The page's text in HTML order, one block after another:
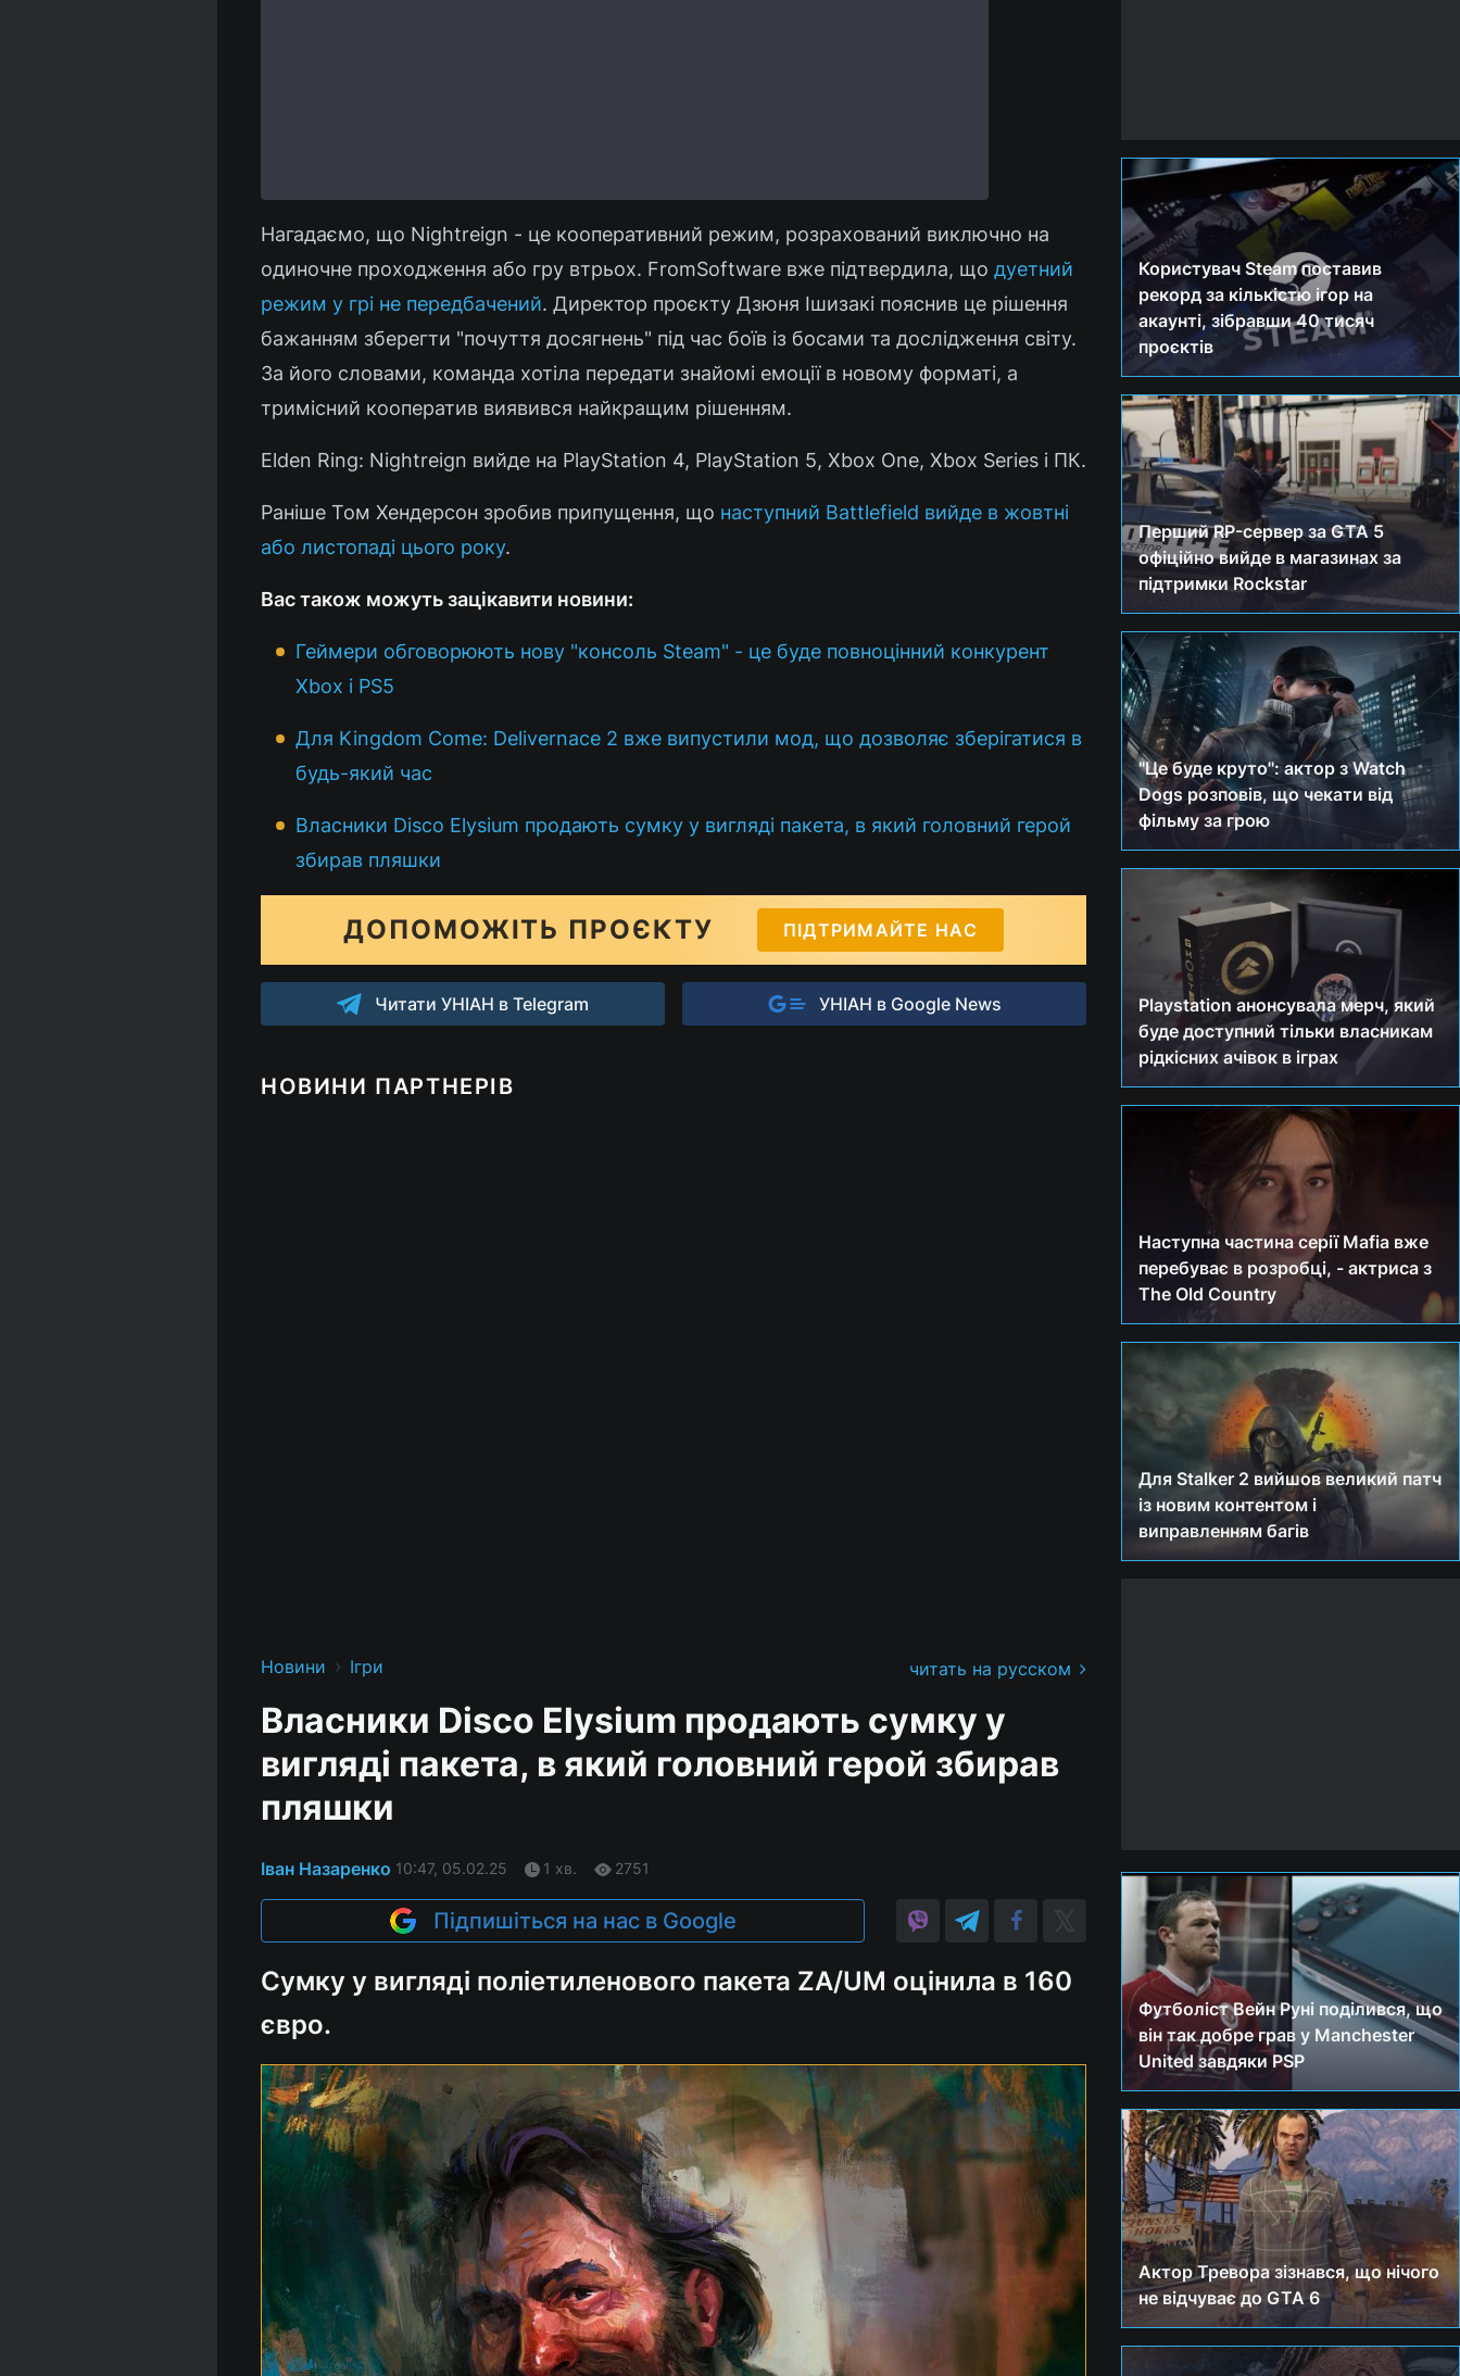
Нагадаємо, що Nightreign - це кооперативний режим, розрахований виключно на
одиночне проходження або гру втрьох. FromSoftware вже підтвердила, що дуетний
режим у грі не передбачений. Директор проєкту Дзюня Ішизакі пояснив це рішення
бажанням зберегти "почуття досягнень" під час боїв із босами та дослідження світу.
За його словами, команда хотіла передати знайомі емоції в новому форматі, а
тримісний кооператив виявився найкращим рішенням.
Elden Ring: Nightreign вийде на PlayStation 4, PlayStation 5, Xbox One, Xbox Series і ПК.
Раніше Том Хендерсон зробив припущення, що наступний Battlefield вийде в жовтні
або листопаді цього року.
Вас також можуть зацікавити новини:
Геймери обговорюють нову "консоль Steam" - це буде повноцінний конкурент
Xbox і PS5
Для Kingdom Come: Delivernace 2 вже випустили мод, що дозволяє зберігатися в
будь-який час
Власники Disco Elysium продають сумку у вигляді пакета, в який головний герой
збирав пляшки
ДОПОМОЖІТЬ ПРОЄКТУ ПІДТРИМАЙТЕ НАС
Читати УНІАН в Telegram УНІАН в Google News
НОВИНИ ПАРТНЕРІВ
Новини › Ігри читать на русском
Власники Disco Elysium продають сумку у
вигляді пакета, в який головний герой збирав
пляшки
Іван Назаренко 10:47, 05.02.25 1 хв. 2751
Підпишіться на нас в Google
Сумку у вигляді поліетиленового пакета ZA/UM оцінила в 160
євро.
Користувач Steam поставив
рекорд за кількістю ігор на
акаунті, зібравши 40 тисяч
проєктів
Перший RP-сервер за GTA 5
офіційно вийде в магазинах за
підтримки Rockstar
"Це буде круто": актор з Watch
Dogs розповів, що чекати від
фільму за грою
Playstation анонсувала мерч, який
буде доступний тільки власникам
рідкісних ачівок в іграх
Наступна частина серії Mafia вже
перебуває в розробці, - актриса з
The Old Country
Для Stalker 2 вийшов великий патч
із новим контентом і
виправленням багів
Футболіст Вейн Руні поділився, що
він так добре грав у Manchester
United завдяки PSP
Актор Тревора зізнався, що нічого
не відчуває до GTA 6